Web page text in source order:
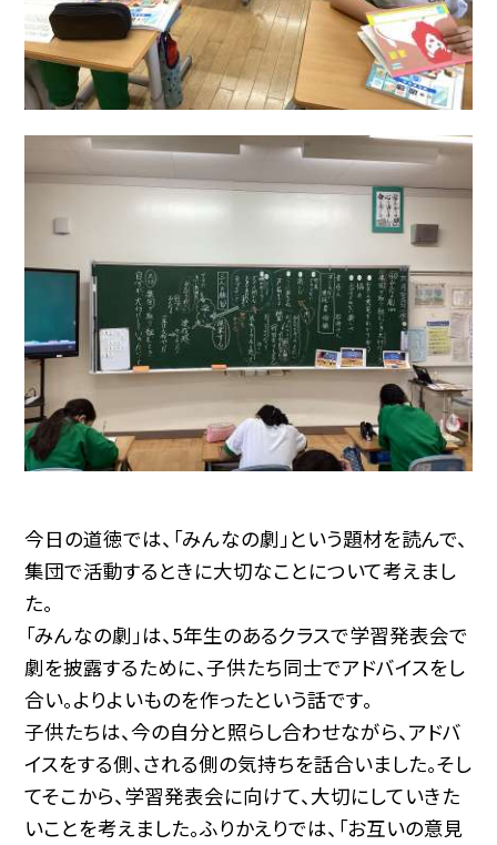
今日の道徳では、「みんなの劇」という題材を読んで、
集団で活動するときに大切なことについて考えまし
た。
「みんなの劇」は、5年生のあるクラスで学習発表会で
劇を披露するために、子供たち同士でアドバイスをし
合い。よりよいものを作ったという話です。
子供たちは、今の自分と照らし合わせながら、アドバ
イスをする側、される側の気持ちを話合いました。そし
てそこから、学習発表会に向けて、大切にしていきた
いことを考えました。ふりかえりでは、「お互いの意見